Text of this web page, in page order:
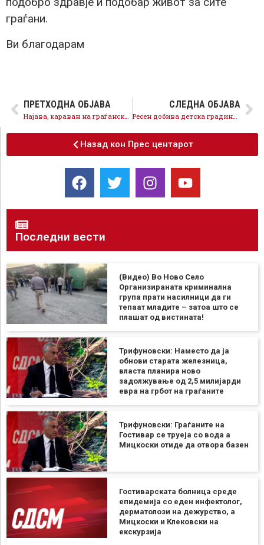
граѓани.
Ви благодарам
ПРЕТХОДНА ОБЈАВА
Најава, караван на граѓански трибини ,,На прав пат” – Куманово
СЛЕДНА ОБЈАВА
Ресен добива детска градинка која ќе згрижи 120 деца,се грижиме, на прав пат сме
Назад кон Прес центарот
Последни вести
(Видео) Во Ново Село
Организираната криминална
група прати насилници да ги
тепаат младите – затоа што се
плашат од вистината!
Трифуновски: Наместо да ја
обнови старата железница,
власта планира ново
задолжување од 2,5 милијарди
евра на грбот на граѓаните
Трифуновски: Граѓаните на
Гостивар се труеја со вода а
Мицкоски отиде да отвора базен
Гостиварската болница среде
епидемија со еден инфектолог,
дерматолози на дежурство, а
Мицкоски и Клековски на
екскурзија